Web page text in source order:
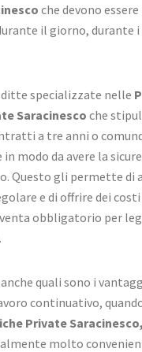
che devono essere
il giorno, durante i
specializzate nelle
Saracinesco che
a tre anni o
modo da avere la
Questo gli permette di
e di offrire dei costi
obbligatorio per
quali sono i
continuativo,
Private Saracinesco,
molto